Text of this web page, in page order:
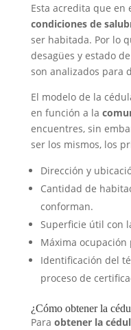
Esta acredita que en
condiciones de
ser habitada. Por lo
desagües y estado
son analizados para
El modelo de la
en función a la
encuentres, sin
ser los mismos, los
Dirección y
Cantidad de
conforman.
Superficie útil con
Máxima
Identificación del
proceso de
¿Cómo obtener la
Para obtener la